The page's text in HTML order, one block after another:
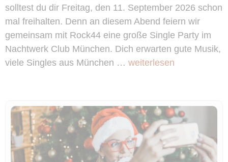
solltest du dir Freitag, den 11. September 2026 schon
mal freihalten. Denn an diesem Abend feiern wir
gemeinsam mit Rock44 eine große Single Party im
Nachtwerk Club München. Dich erwarten gute Musik,
viele Singles aus München … weiterlesen